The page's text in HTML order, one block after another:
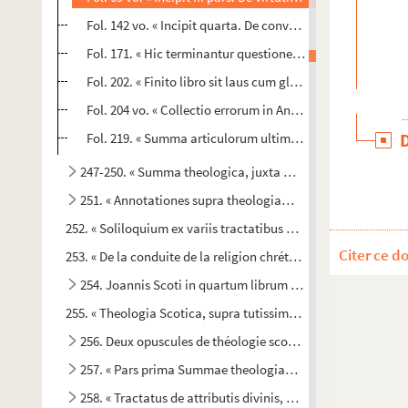
Fol. 142 vo. « Incipit quarta. De convenientia
Fol. 171. « Hic terminantur questiones totius Summe
Fol. 202. « Finito libro sit laus cum gloria Christo. » Suit
Fol. 204 vo. « Collectio errorum in Anglia et Parisius
Fol. 219. « Summa articulorum ultimo condempnatorum
247-250. « Summa theologica, juxta miram D. Thomae,
251. « Annotationes supra theologiam divi Thomae et
252. « Soliloquium ex variis tractatibus elucubratum, in
253. « De la conduite de la religion chrétienne, où l'on voit
254. Joannis Scoti in quartum librum Sententiarum
255. « Theologia Scotica, supra tutissimam Scripturam,
256. Deux opuscules de théologie scolastique, sans titres
257. « Pars prima Summae theologiae angelici doctoris
258. « Tractatus de attributis divinis, a domino Nicolao
Citer ce